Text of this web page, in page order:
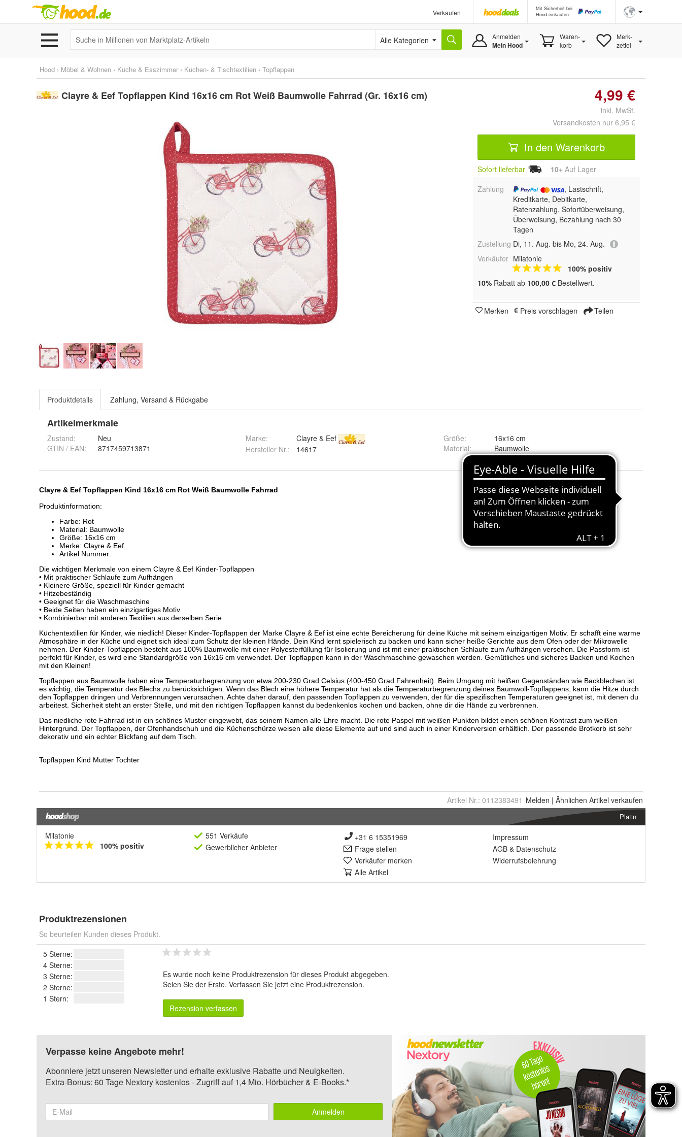
Verkaufen
Mit Sicherheit bei
Hood einkaufen
Alle Kategorien Anmelden
Mein Hood
Waren-
korb
Merk-
zettel
Hood › Möbel & Wohnen › Küche & Esszimmer › Küchen- & Tischtextilien › Topflappen
Clayre & Eef Topflappen Kind 16x16 cm Rot Weiß Baumwolle Fahrrad (Gr. 16x16 cm) 4,99 €
inkl. MwSt.
Versandkosten nur 6,95 €
In den Warenkorb
Sofort lieferbar 10+ Auf Lager
Zahlung
, Lastschrift,
Kreditkarte, Debitkarte,
Ratenzahlung, Sofortüberweisung,
Überweisung, Bezahlung nach 30
Tagen
Zustellung Di, 11. Aug. bis Mo, 24. Aug.
Verkäufer Milatonie
100% positiv
10% Rabatt ab 100,00 € Bestellwert.
Merken Preis vorschlagen Teilen
Produktdetails Zahlung, Versand & Rückgabe
Artikelmerkmale
Zustand:
Neu
GTIN / EAN:
8717459713871
Marke:
Clayre & Eef
Hersteller Nr.:
14617
Größe:
16x16 cm
Material: Baumwolle
Artikel Nr.: 0112383491 Melden | Ähnlichen Artikel verkaufen
Platin
Milatonie
100% positiv
551 Verkäufe
Gewerblicher Anbieter
+31 6 15351969
Frage stellen
Verkäufer merken
Alle Artikel
Impressum
AGB & Datenschutz
Widerrufsbelehrung
Produktrezensionen
So beurteilen Kunden dieses Produkt.
5 Sterne:
4 Sterne:
3 Sterne:
2 Sterne:
1 Stern:
Es wurde noch keine Produktrezension für dieses Produkt abgegeben.
Seien Sie der Erste. Verfassen Sie jetzt eine Produktrezension.
Rezension verfassen
Verpasse keine Angebote mehr!
Abonniere jetzt unseren Newsletter und erhalte exklusive Rabatte und Neuigkeiten.
Extra-Bonus: 60 Tage Nextory kostenlos - Zugriff auf 1,4 Mio. Hörbücher & E-Books.*
Anmelden